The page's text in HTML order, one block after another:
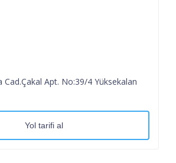
Cad.Çakal Apt. No:39/4 Yüksekalan
Yol tarifi al